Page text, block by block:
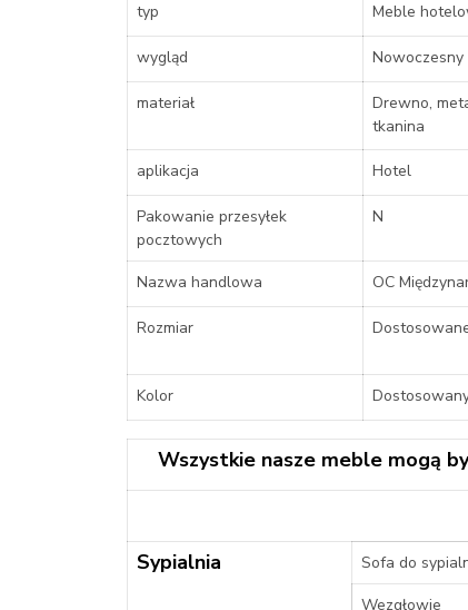
typ Meble
wygląd Nowoczesny
materiał
Drewno,
tkanina
aplikacja Hotel
Pakowanie przesyłek
pocztowych
N
Nazwa handlowa OC
Rozmiar
Kolor
Wszystkie nasze meble mogą
Sypialnia
Sofa do
Wezgłowie